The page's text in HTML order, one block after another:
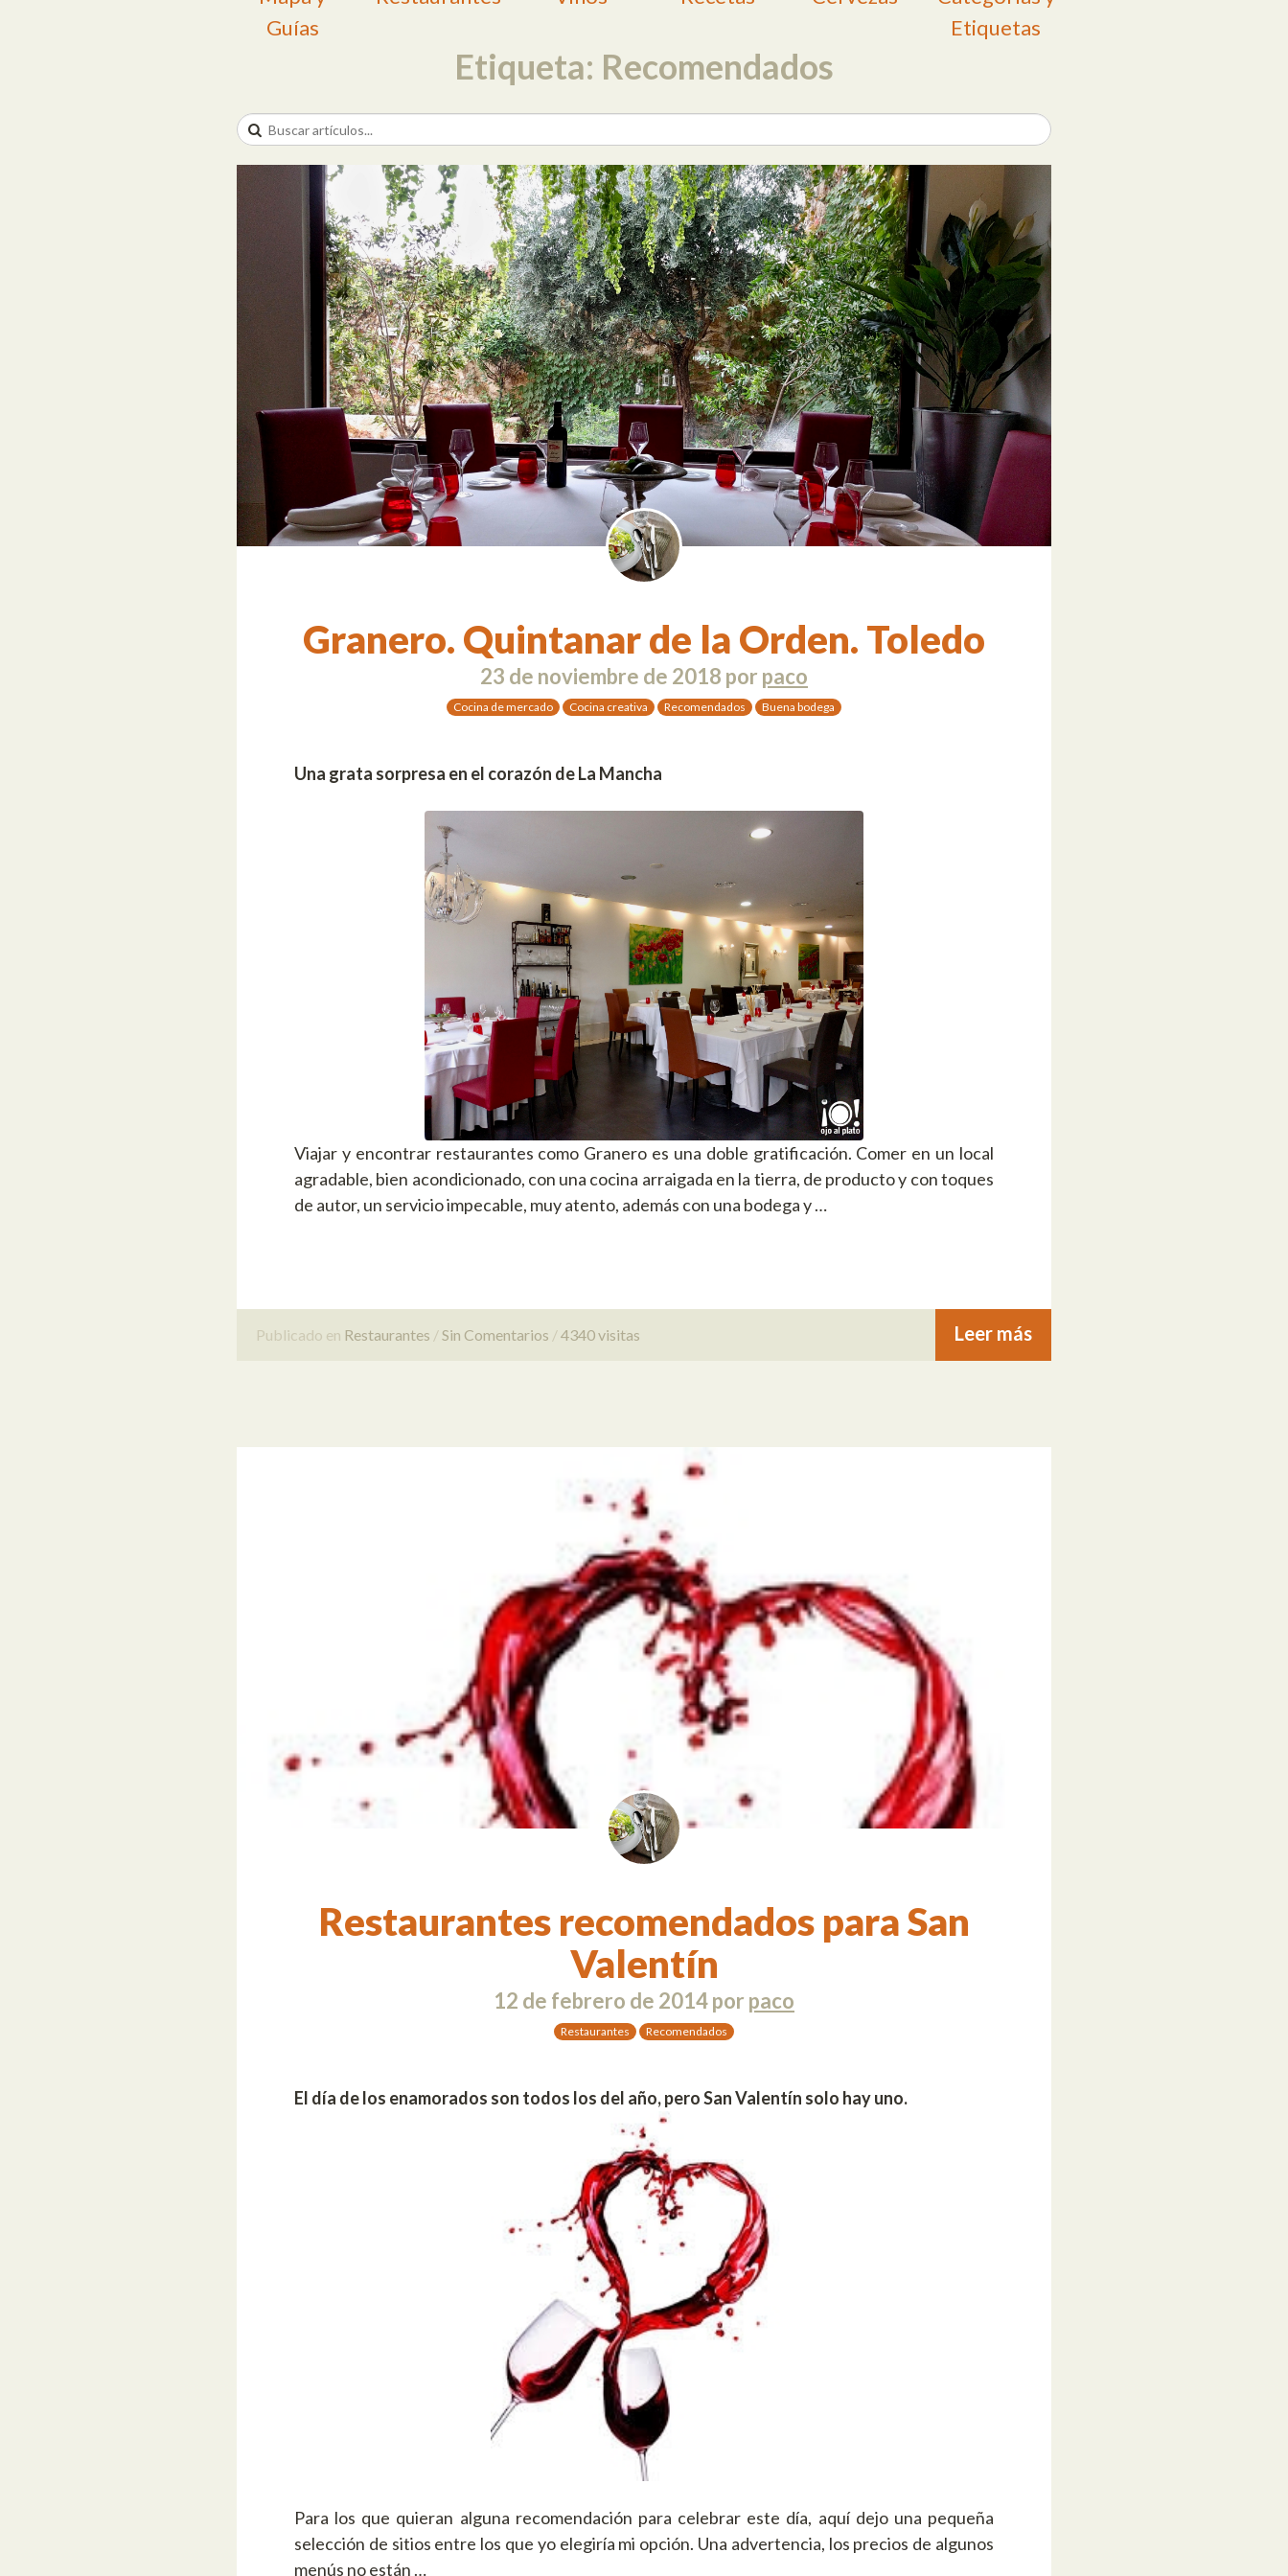
Guías
Etiquetas
Etiqueta: Recomendados
Granero. Quintanar de la Orden. Toledo
23 de noviembre de 2018 por paco
Cocina de mercado Cocina creativa Recomendados Buena bodega
Una grata sorpresa en el corazón de La Mancha
Viajar y encontrar restaurantes como Granero es una doble gratificación. Comer en un local
agradable, bien acondicionado, con una cocina arraigada en la tierra, de producto y con toques
de autor, un servicio impecable, muy atento, además con una bodega y …
Publicado en Restaurantes Sin Comentarios 4340 visitas Leer más
Restaurantes recomendados para San
Valentín
12 de febrero de 2014por paco
Restaurantes Recomendados
El día de los enamorados son todos los del año, pero San Valentín solo hay uno.
Para los que quieran alguna recomendación para celebrar este día, aquí dejo una pequeña
selección de sitios entre los que yo elegiría mi opción. Una advertencia, los precios de algunos
menús no están …